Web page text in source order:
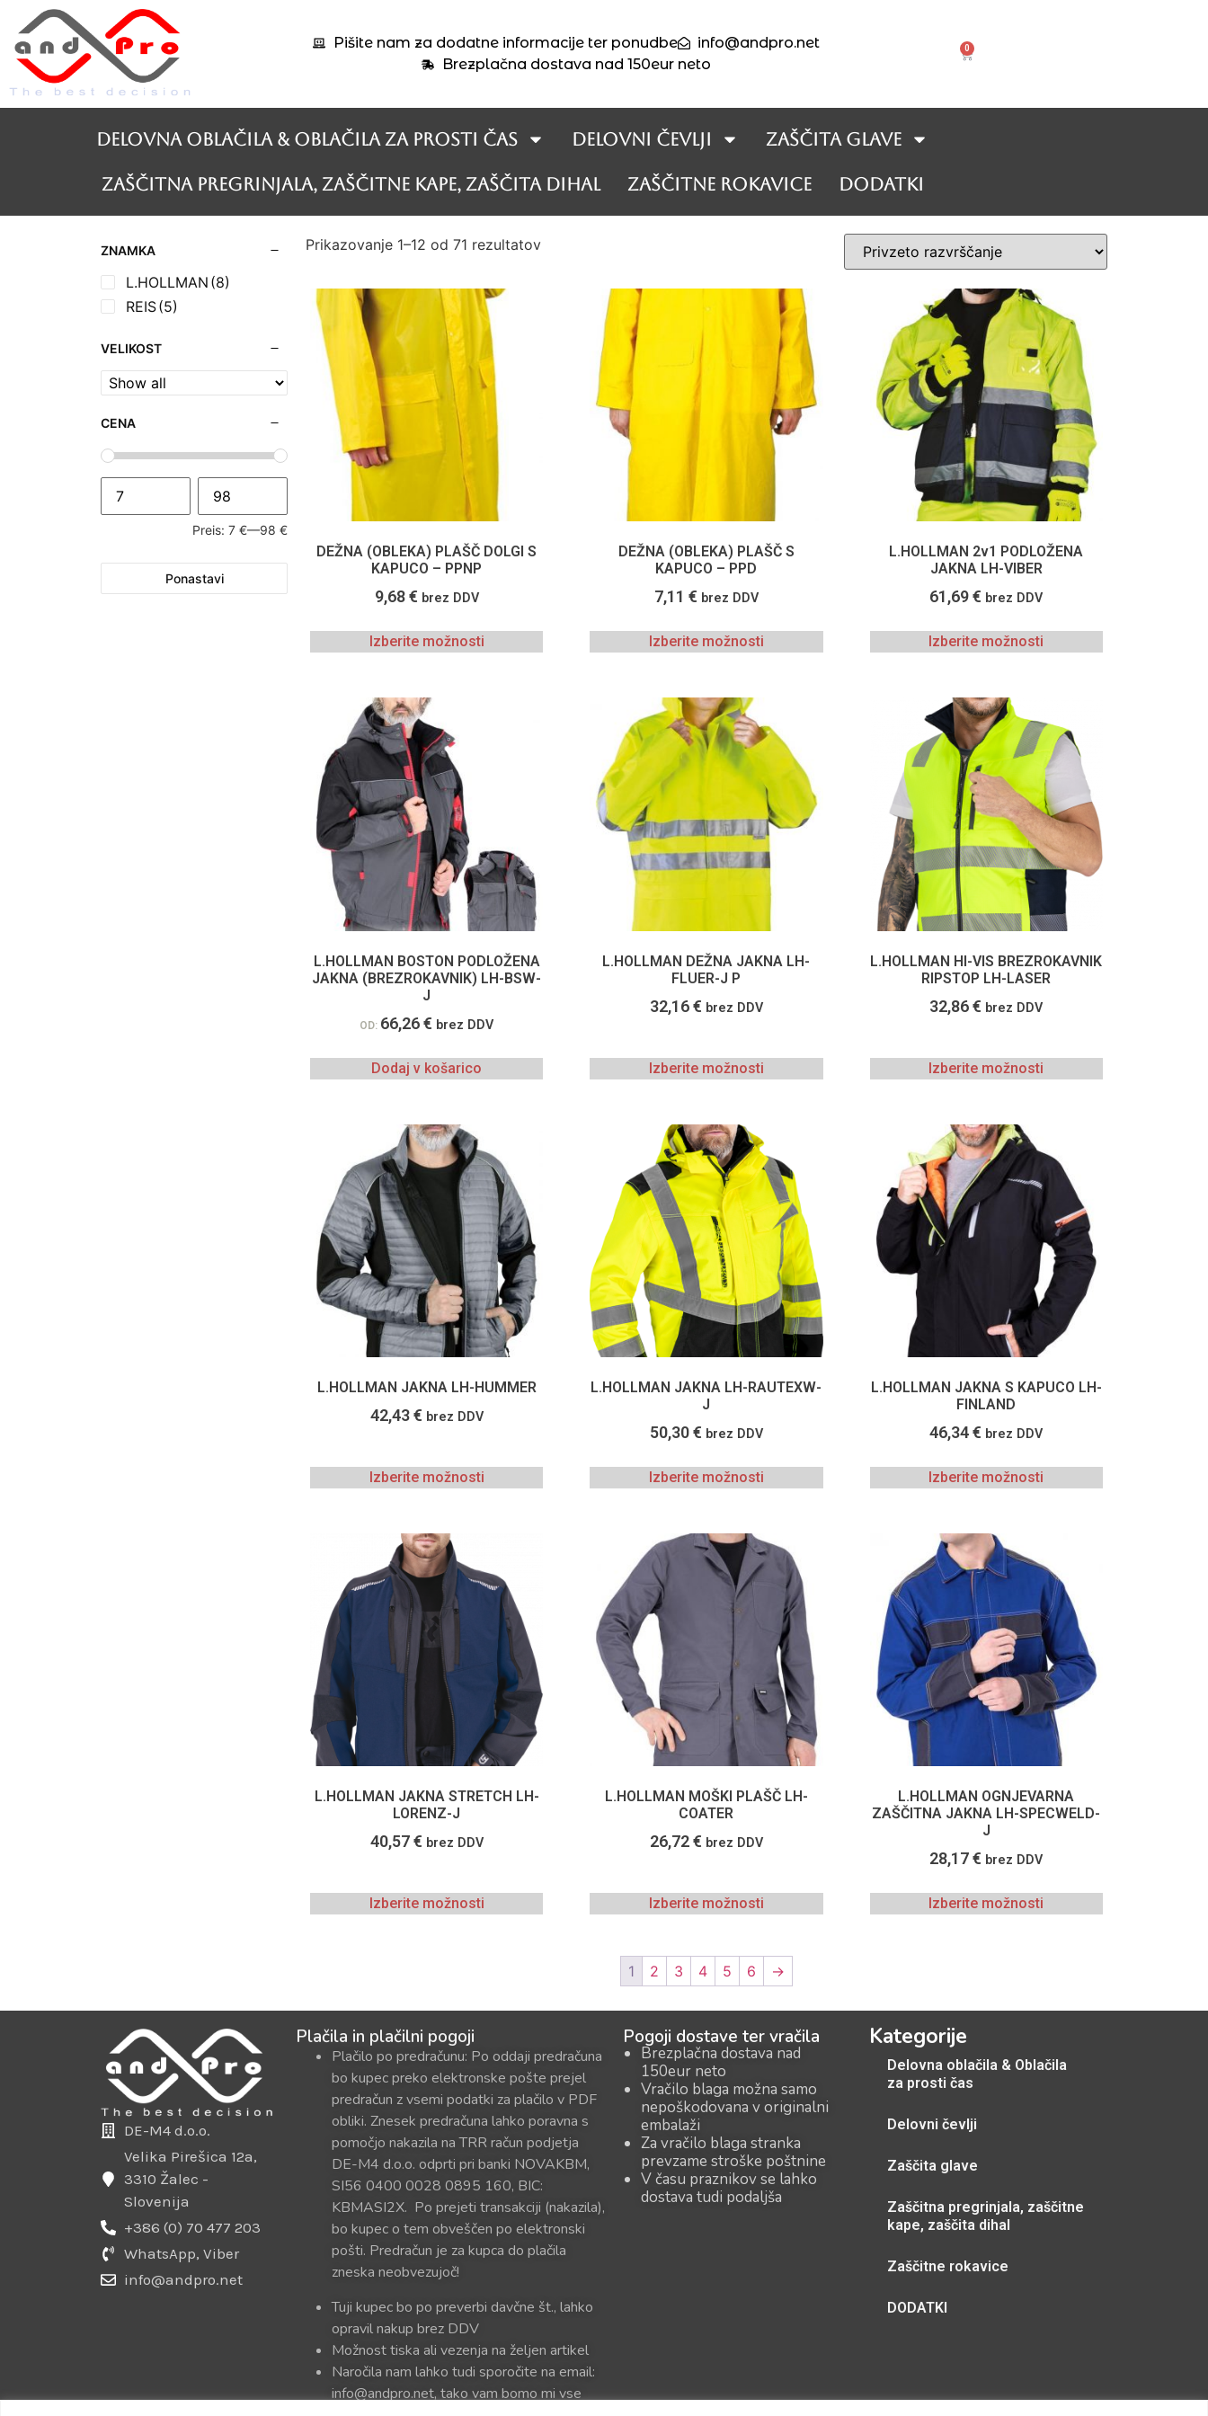
Pišite nam za dodatne informacije ter ponudbe
info@andpro.net
Brezplačna dostava nad 150eur neto
0
Delovna oblačila & Oblačila za prosti čas Delovni čevlji Zaščita glave
Zaščitna pregrinjala, zaščitne kape, zaščita dihal Zaščitne rokavice DODATKI
ZNAMKA
L.HOLLMAN (8)
REIS(5)
VELIKOST
CENA
Preis: 7 €—98 €
Ponastavi
Prikazovanje 1–12 od 71 rezultatov
DEŽNA (OBLEKA) PLAŠČ DOLGI S
KAPUCO – PPNP
9,68€ brez DDV
Izberite možnosti
DEŽNA (OBLEKA) PLAŠČ S
KAPUCO – PPD
7,11 € brez DDV
Izberite možnosti
L.HOLLMAN 2v1 PODLOŽENA
JAKNA LH-VIBER
61,69€ brez DDV
Izberite možnosti
L.HOLLMAN BOSTON PODLOŽENA
JAKNA (BREZROKAVNIK) LH-BSW-
J
OD: 66,26€ brez DDV
Dodaj v košarico
L.HOLLMAN DEŽNA JAKNA LH-
FLUER-J P
32,16€ brez DDV
Izberite možnosti
L.HOLLMAN HI-VIS BREZROKAVNIK
RIPSTOP LH-LASER
32,86€ brez DDV
Izberite možnosti
L.HOLLMAN JAKNA LH-HUMMER
42,43€ brez DDV
Izberite možnosti
L.HOLLMAN JAKNA LH-RAUTEXW-
J
50,30€ brez DDV
Izberite možnosti
L.HOLLMAN JAKNA S KAPUCO LH-
FINLAND
46,34€ brez DDV
Izberite možnosti
L.HOLLMAN JAKNA STRETCH LH-
LORENZ-J
40,57€ brez DDV
Izberite možnosti
L.HOLLMAN MOŠKI PLAŠČ LH-
COATER
26,72€ brez DDV
Izberite možnosti
L.HOLLMAN OGNJEVARNA
ZAŠČITNA JAKNA LH-SPECWELD-
J
28,17€ brez DDV
Izberite možnosti
1 2 3 4 5 6 →
DE-M4 d.o.o.
Velika Pirešica 12a,
3310 Žalec -
Slovenija
+386 (0) 70 477 203
WhatsApp, Viber
info@andpro.net
Plačila in plačilni pogoji
Plačilo po predračunu: Po oddaji predračuna
bo kupec preko elektronske pošte prejel
predračun z vsemi podatki za plačilo v PDF
obliki. Znesek predračuna lahko poravna s
pomočjo nakazila na TRR račun podjetja
DE-M4 d.o.o. odprti pri banki NOVAKBM,
SI56 0400 0028 0895 160, BIC:
KBMASI2X. Po prejeti transakciji (nakazila),
bo kupec o tem obveščen po elektronski
pošti. Predračun je za kupca do plačila
zneska neobvezujoč!
Tuji kupec bo po preverbi davčne št., lahko
opravil nakup brez DDV
Možnost tiska ali vezenja na željen artikel
Naročila nam lahko tudi sporočite na email:
info@andpro.net, tako vam bomo mi vse
Pogoji dostave ter vračila
Brezplačna dostava nad
150eur neto
Vračilo blaga možna samo
nepoškodovana v originalni
embalaži
Za vračilo blaga stranka
prevzame stroške poštnine
V času praznikov se lahko
dostava tudi podaljša
Kategorije
Delovna oblačila & Oblačila
za prosti čas
Delovni čevlji
Zaščita glave
Zaščitna pregrinjala, zaščitne
kape, zaščita dihal
Zaščitne rokavice
DODATKI